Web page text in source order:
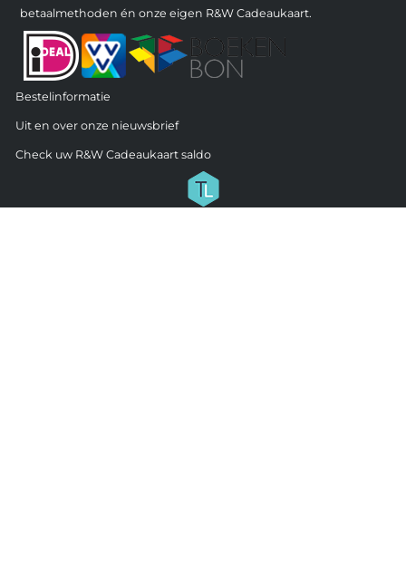
betaalmethoden én onze eigen R&W Cadeaukaart.
Bestelinformatie
Uit en over onze nieuwsbrief
Check uw R&W Cadeaukaart saldo